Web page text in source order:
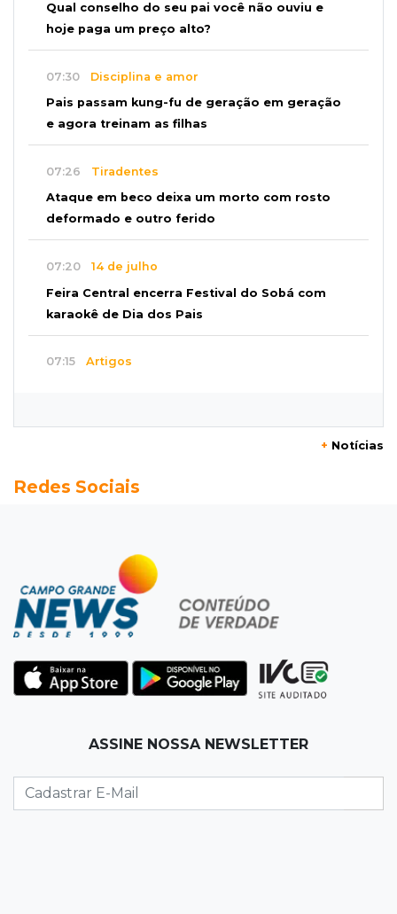
Qual conselho do seu pai você não ouviu e
hoje paga um preço alto?
07:30 Disciplina e amor
Pais passam kung-fu de geração em geração
e agora treinam as filhas
07:26 Tiradentes
Ataque em beco deixa um morto com rosto
deformado e outro ferido
07:20 14 de julho
Feira Central encerra Festival do Sobá com
karaokê de Dia dos Pais
07:15 Artigos
chance de chuva em MS
Eles cancelaram viagem à Europa porque o
sonho de ser pais chegou
07:03Centro
anos morto a facada
Planos de Riedel e Fábio multiplicam
+ Notícias
Redes Sociais
ASSINE NOSSA NEWSLETTER